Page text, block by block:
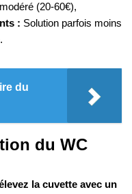
(20-60€),
: Solution parfois moins
du
du WC
la cuvette avec un